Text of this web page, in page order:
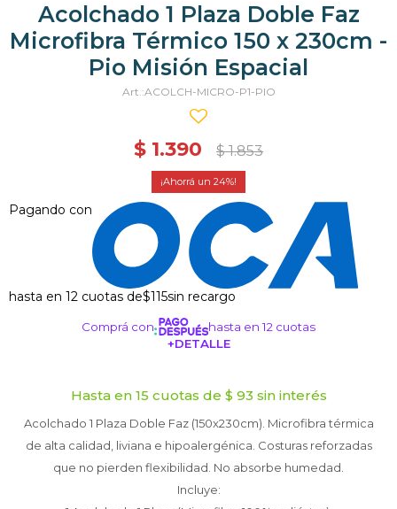
Acolchado 1 Plaza Doble Faz
Microfibra Térmico 150 x 230cm -
Pio Misión Espacial
ACOLCH-MICRO-P1-PIO
$ 1.390 $ 1.853
24
Pagando con
hasta en 12 cuotas de$115sin recargo
Comprá con
hasta en 12 cuotas
+DETALLE
Hasta en 15 cuotas de $ 93 sin interés
Acolchado 1 Plaza Doble Faz (150x230cm). Microfibra térmica
de alta calidad, liviana e hipoalergénica. Costuras reforzadas
que no pierden flexibilidad. No absorbe humedad.
Incluye: